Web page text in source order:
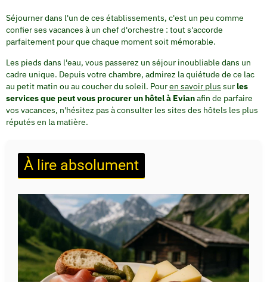
Séjourner dans l'un de ces établissements, c'est un peu comme
confier ses vacances à un chef d'orchestre : tout s'accorde
parfaitement pour que chaque moment soit mémorable.
Les pieds dans l'eau, vous passerez un séjour inoubliable dans un
cadre unique. Depuis votre chambre, admirez la quiétude de ce lac
au petit matin ou au coucher du soleil. Pouren savoir plus sur les
services que peut vous procurer un hôtel à Evianafin de parfaire
vos vacances, n'hésitez pas à consulter les sites des hôtels les plus
réputés en la matière.
À lire absolument